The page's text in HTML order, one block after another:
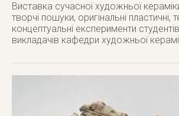
Виставка сучасної художньої
творчі пошуки, оригінальні пластичні,
концептуальні експерименти
викладачів кафедри художньої